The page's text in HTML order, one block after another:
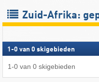
Zuid-Afrika:
1 -0 van 0 skigebieden
1-0 van 0 skigebieden